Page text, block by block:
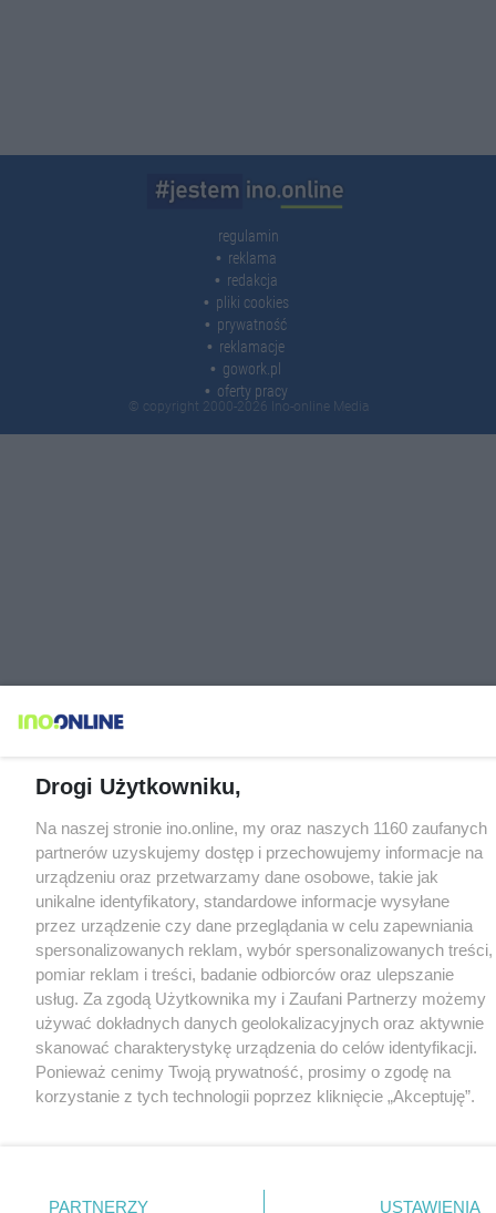
regulamin
reklama
redakcja
pliki cookies
prywatność
reklamacje
gowork.pl
oferty pracy
© copyright 2000-2026 Ino-online Media
Drogi Użytkowniku,
Na naszej stronie ino.online, my oraz naszych 1160 zaufanych
partnerów uzyskujemy dostęp i przechowujemy informacje na
urządzeniu oraz przetwarzamy dane osobowe, takie jak
unikalne identyfikatory, standardowe informacje wysyłane
przez urządzenie czy dane przeglądania w celu zapewniania
spersonalizowanych reklam, wybór spersonalizowanych treści,
pomiar reklam i treści, badanie odbiorców oraz ulepszanie
usług. Za zgodą Użytkownika my i Zaufani Partnerzy możemy
używać dokładnych danych geolokalizacyjnych oraz aktywnie
skanować charakterystykę urządzenia do celów identyfikacji.
Ponieważ cenimy Twoją prywatność, prosimy o zgodę na
korzystanie z tych technologii poprzez kliknięcie „Akceptuję”.
nie wymagają zgody użytkownika, ale masz prawo sprzeciwić
PARTNERZY USTAWIENIA